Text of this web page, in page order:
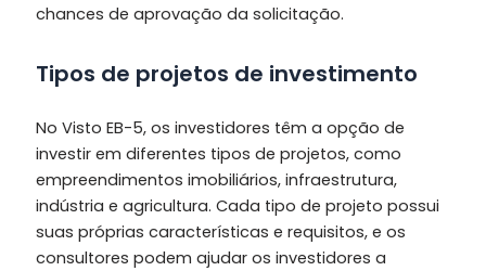
chances de aprovação da solicitação.
Tipos de projetos de investimento
No Visto EB-5, os investidores têm a opção de
investir em diferentes tipos de projetos, como
empreendimentos imobiliários, infraestrutura,
indústria e agricultura. Cada tipo de projeto possui
suas próprias características e requisitos, e os
consultores podem ajudar os investidores a